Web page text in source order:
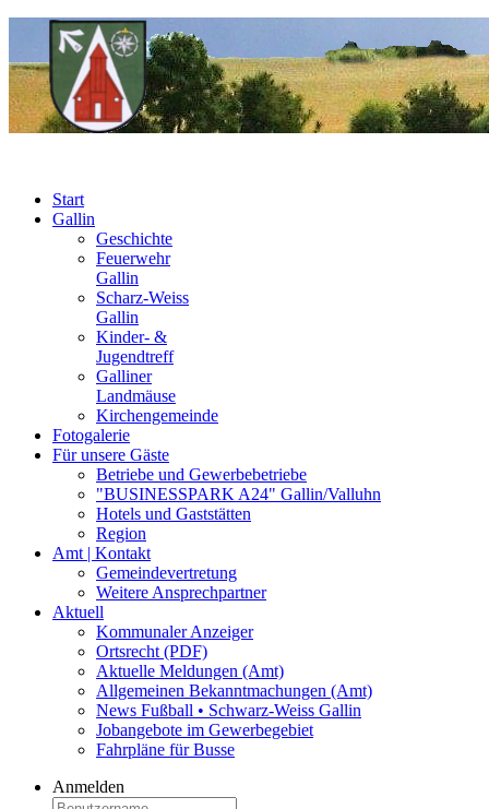
Start
Gallin
Geschichte
Feuerwehr
Gallin
Scharz-Weiss
Gallin
Kinder- &
Jugendtreff
Galliner
Landmäuse
Kirchengemeinde
Fotogalerie
Für unsere Gäste
Betriebe und Gewerbebetriebe
"BUSINESSPARK A24" Gallin/Valluhn
Hotels und Gaststätten
Region
Amt | Kontakt
Gemeindevertretung
Weitere Ansprechpartner
Aktuell
Kommunaler Anzeiger
Ortsrecht (PDF)
Aktuelle Meldungen (Amt)
Allgemeinen Bekanntmachungen (Amt)
News Fußball • Schwarz-Weiss Gallin
Jobangebote im Gewerbegebiet
Fahrpläne für Busse
Anmelden